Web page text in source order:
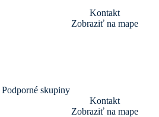
Kontakt
Zobraziť na mape
Podporné skupiny
Kontakt
Zobraziť na mape